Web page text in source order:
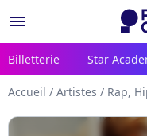
menu
Billetterie Star
Accueil / Artistes / Rap,